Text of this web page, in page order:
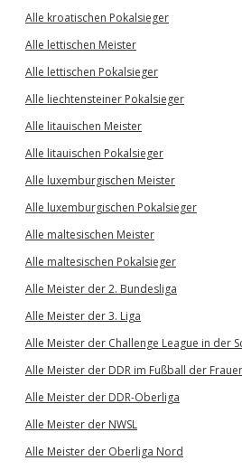
Alle kroatischen Pokalsieger
Alle lettischen Meister
Alle lettischen Pokalsieger
Alle liechtensteiner Pokalsieger
Alle litauischen Meister
Alle litauischen Pokalsieger
Alle luxemburgischen Meister
Alle luxemburgischen Pokalsieger
Alle maltesischen Meister
Alle maltesischen Pokalsieger
Alle Meister der 2. Bundesliga
Alle Meister der 3. Liga
Alle Meister der Challenge League in der
Alle Meister der DDR im Fußball der
Alle Meister der DDR-Oberliga
Alle Meister der NWSL
Alle Meister der Oberliga Nord